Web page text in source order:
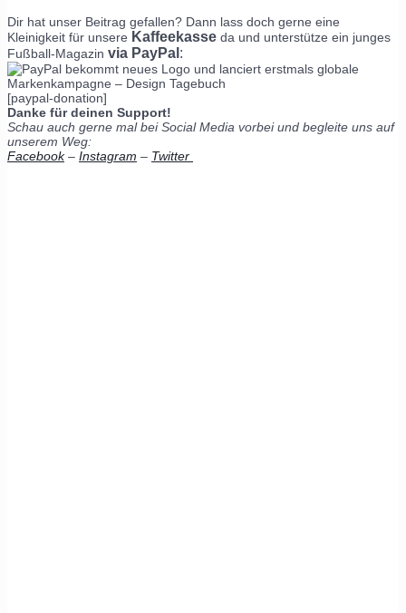
Dir hat unser Beitrag gefallen? Dann lass doch gerne eine
Kleinigkeit für unsere Kaffeekasse da und unterstütze ein junges
Fußball-Magazin via PayPal :
[paypal-donation]
Danke für deinen Support!
Schau auch gerne mal bei Social Media vorbei und begleite uns auf
unserem Weg:
Facebook– Instagram – Twitter